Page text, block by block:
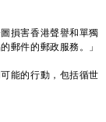
損害香港聲譽和單獨
郵件的郵政服務。」
能的行動，包括循世